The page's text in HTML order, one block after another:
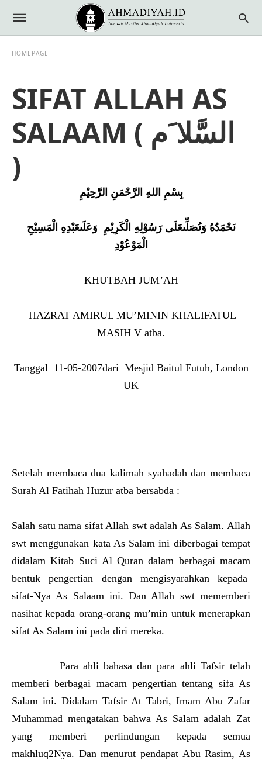
HOMEPAGE
SIFAT ALLAH AS
SALAAM ( السَّلا َم
)
بِسْمِ الله الرَّحْمَنِ الرَّحِيْم
نحمده ونصلّىعلى رسوله الكريم وعلىعبده المسيح
الموعود
KHUTBAH JUM’AH
HAZRAT AMIRUL MU’MININ KHALIFATUL
MASIH V atba.
Tanggal 11-05-2007dari Mesjid Baitul Futuh, London
UK
Setelah membaca dua kalimah syahadah dan membaca
Surah Al Fatihah Huzur atba bersabda :
Salah satu nama sifat Allah swt adalah As Salam. Allah
swt menggunakan kata As Salam ini diberbagai tempat
didalam Kitab Suci Al Quran dalam berbagai macam
bentuk pengertian dengan mengisyarahkan kepada
sifat-Nya As Salaam ini. Dan Allah swt mememberi
nasihat kepada orang-orang mu’min untuk menerapkan
sifat As Salam ini pada diri mereka.
Para ahli bahasa dan para ahli Tafsir telah
memberi berbagai macam pengertian tentang sifa As
Salam ini. Didalam Tafsir At Tabri, Imam Abu Zafar
Muhammad mengatakan bahwa As Salam adalah Zat
yang memberi perlindungan kepada semua
makhluq2Nya. Dan menurut pendapat Abu Rasim, As